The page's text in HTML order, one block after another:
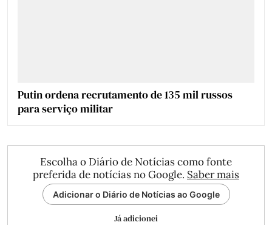
Putin ordena recrutamento de 135 mil russos
para serviço militar
Escolha o Diário de Notícias como fonte
preferida de notícias no Google. Saber mais
Adicionar o Diário de Notícias ao Google
Já adicionei